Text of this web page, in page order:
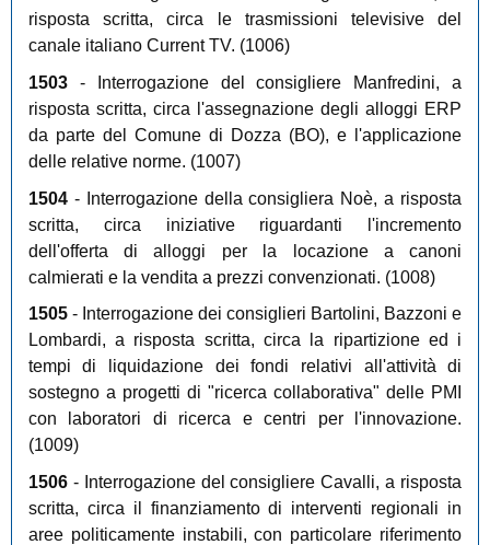
risposta scritta, circa le trasmissioni televisive del
canale italiano Current TV. (1006)
1503- Interrogazione del consigliere Manfredini, a
risposta scritta, circa l'assegnazione degli alloggi ERP
da parte del Comune di Dozza (BO), e l'applicazione
delle relative norme. (1007)
1504- Interrogazione della consigliera Noè, a risposta
scritta, circa iniziative riguardanti l'incremento
dell'offerta di alloggi per la locazione a canoni
calmierati e la vendita a prezzi convenzionati. (1008)
1505- Interrogazione dei consiglieri Bartolini, Bazzoni e
Lombardi, a risposta scritta, circa la ripartizione ed i
tempi di liquidazione dei fondi relativi all'attività di
sostegno a progetti di "ricerca collaborativa" delle PMI
con laboratori di ricerca e centri per l'innovazione.
(1009)
1506- Interrogazione del consigliere Cavalli, a risposta
scritta, circa il finanziamento di interventi regionali in
aree politicamente instabili, con particolare riferimento